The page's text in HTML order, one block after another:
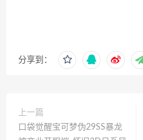
分享到：
上一篇
口袋觉醒宝可梦伪29SS暴龙